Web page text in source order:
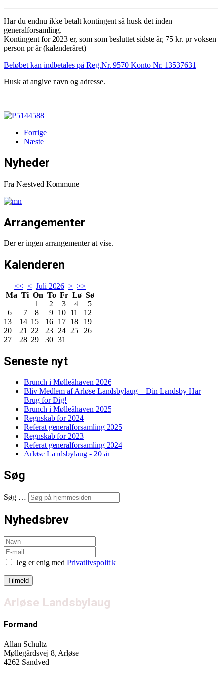
Har du endnu ikke betalt kontingent så husk det inden
generalforsamling.
Kontingent for 2023 er, som som besluttet sidste år, 75 kr. pr voksen
person pr år (kalenderåret)
Beløbet kan indbetales på Reg.Nr. 9570 Konto Nr. 13537631
Husk at angive navn og adresse.
Forrige
Næste
Nyheder
Fra Næstved Kommune
Arrangementer
Der er ingen arrangementer at vise.
Kalenderen
<< < Juli 2026 > >>
Ma Ti On To Fr Lø Sø
1
2 3 4
5
6
7 8 9 10 11
12
13
14 15 16 17 18
19
20
21 22 23 24 25
26
27
28 29 30 31
Seneste nyt
Brunch i Mølleåhaven 2026
Bliv Medlem af Arløse Landsbylaug – Din Landsby Har
Brug for Dig!
Brunch i Mølleåhaven 2025
Regnskab for 2024
Referat generalforsamling 2025
Regnskab for 2023
Referat generalforsamling 2024
Arløse Landsbylaug - 20 år
Søg
Søg …
Nyhedsbrev
Jeg er enig med Privatlivspolitik
Arløse Landsbylaug
Formand
Allan Schultz
Møllegårdsvej 8, Arløse
4262 Sandved